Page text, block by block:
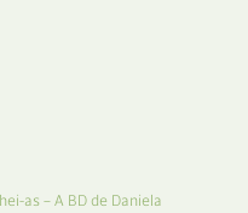
as – A BD de Daniela